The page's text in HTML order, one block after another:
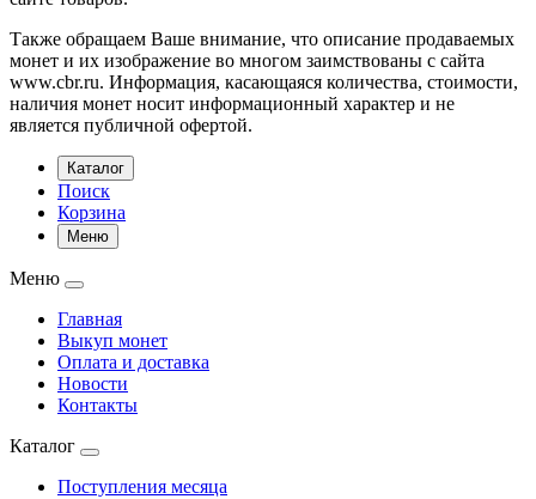
Также обращаем Ваше внимание, что описание продаваемых
монет и их изображение во многом заимствованы с сайта
www.cbr.ru. Информация, касающаяся количества, стоимости,
наличия монет носит информационный характер и не
является публичной офертой.
Каталог
Поиск
Корзина
Меню
Меню
Главная
Выкуп монет
Оплата и доставка
Новости
Контакты
Каталог
Поступления месяца